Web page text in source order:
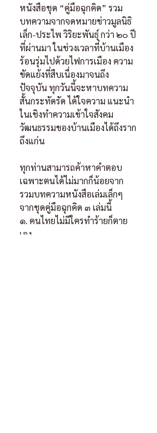
หนังสือชุด “คู่มือฉุกคิด” รวม
บทความจากจดหมายข่าวมูลนิธิ
เล็ก-ประไพ วิริยะพันธุ์ กว่า ๒๐ ปี
ที่ผ่านมา ในช่วงเวลาที่บ้านเมือง
ร้อนรุ่มไปด้วยไฟการเมือง ความ
ขัดแย้งที่สืบเนื่องมาจนถึง
ปัจจุบัน ทุกวันนี้จะหาบทความ
สั้นกระทัดรัด ได้ใจความ แนะนำ
ในเชิงทำความเข้าใจสังคม
วัฒนธรรมของบ้านเมืองได้ถึงราก
ถึงแก่น
ทุกท่านสามารถค้าหาคำตอบ
เฉพาะตนได้ไม่มากก็น้อยจาก
รวมบทความหนังสือเล่มเล็กๆ
จากชุดคู่มือฉุกคิด ๓ เล่มนี้
๑. คนไทยไม่มีใครทำร้ายก็ตาย
เอง